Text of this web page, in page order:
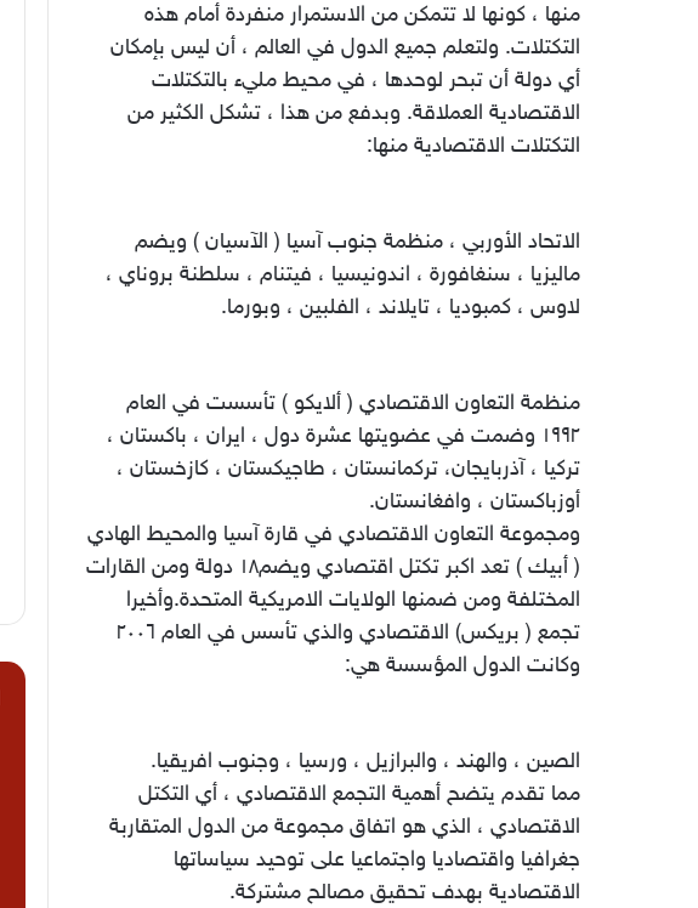
منها ، كونها لا تتمكن من الاستمرار منفردة أمام هذه
التكتلات. ولتعلم جميع الدول في العالم ، أن ليس بإمكان
أي دولة أن تبحر لوحدها ، في محيط مليء بالتكتلات
الاقتصادية العملاقة. وبدفع من هذا ، تشكل الكثير من
التكتلات الاقتصادية منها:
الاتحاد الأوربي ، منظمة جنوب آسيا ( الآسيان ) ويضم
ماليزيا ، سنغافورة ، اندونيسيا ، فيتنام ، سلطنة بروناي ،
لاوس ، كمبوديا ، تايلاند ، الفلبين ، وبورما.
منظمة التعاون الاقتصادي ( ألايكو ) تأسست في العام
١٩٩٢ وضمت في عضويتها عشرة دول ، ايران ، باكستان ،
تركيا ، آذربايجان، تركمانستان ، طاجيكستان ، كازخستان ،
أوزباكستان ، وافغانستان.
ومجموعة التعاون الاقتصادي في قارة آسيا والمحيط الهادي
( أبيك ) تعد اكبر تكتل اقتصادي ويضم١٨ دولة ومن القارات
المختلفة ومن ضمنها الولايات الامريكية المتحدة.وأخيرا
تجمع ( بريكس) الاقتصادي والذي تأسس في العام ٢٠٠٦
وكانت الدول المؤسسة هي:
الصين ، والهند ، والبرازيل ، ورسيا ، وجنوب افريقيا.
مما تقدم يتضح أهمية التجمع الاقتصادي ، أي التكتل
الاقتصادي ، الذي هو اتفاق مجموعة من الدول المتقاربة
جغرافيا واقتصاديا واجتماعيا على توحيد سياساتها
الاقتصادية بهدف تحقيق مصالح مشتركة.